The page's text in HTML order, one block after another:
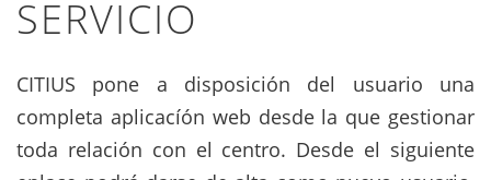
SERVICIO
CITIUS pone a disposición del usuario una
completa aplicacíón web desde la que gestionar
toda relación con el centro. Desde el siguiente